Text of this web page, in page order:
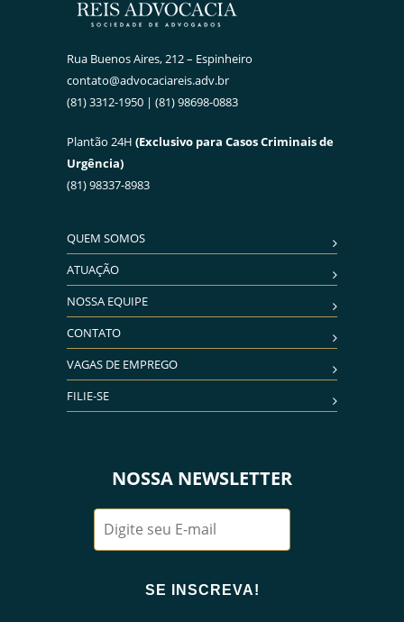
Rua Buenos Aires, 212 – Espinheiro
contato@advocaciareis.adv.br
(81) 3312-1950 | (81) 98698-0883
Plantão 24H (Exclusivo para Casos Criminais de
Urgência)
(81) 98337-8983
QUEM SOMOS
ATUAÇÃO
NOSSA EQUIPE
CONTATO
VAGAS DE EMPREGO
FILIE-SE
NOSSA NEWSLETTER